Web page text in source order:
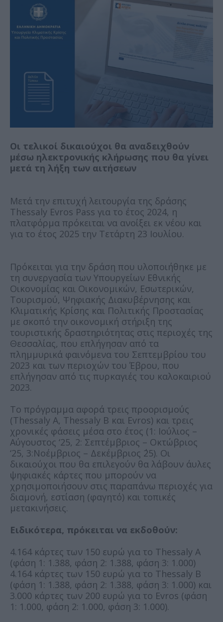
Οι τελικοί δικαιούχοι θα αναδειχθούν
μέσω ηλεκτρονικής κλήρωσης που θα γίνει
μετά τη λήξη των αιτήσεων
Μετά την επιτυχή λειτουργία της δράσης
Thessaly Evros Pass για το έτος 2024, η
πλατφόρμα πρόκειται να ανοίξει εκ νέου και
για το έτος 2025 την Τετάρτη 23 Ιουλίου.
Πρόκειται για την δράση που υλοποιήθηκε με
τη συνεργασία των Υπουργείων Εθνικής
Οικονομίας και Οικονομικών, Εσωτερικών,
Τουρισμού, Ψηφιακής Διακυβέρνησης και
Κλιματικής Κρίσης και Πολιτικής Προστασίας
με σκοπό την οικονομική στήριξη της
τουριστικής δραστηριότητας στις περιοχές της
Θεσσαλίας, που επλήγησαν από τα
πλημμυρικά φαινόμενα του Σεπτεμβρίου του
2023 και των περιοχών του Έβρου, που
επλήγησαν από τις πυρκαγιές του καλοκαιριού
2023.
Το πρόγραμμα αφορά τρεις προορισμούς
(Thessaly A, Thessaly B και Evros) και τρεις
χρονικές φάσεις μέσα στο έτος (1: Ιούλιος –
Αύγουστος ‘25, 2: Σεπτέμβριος – Οκτώβριος
‘25, 3:Νοέμβριος – Δεκέμβριος ΄25). Οι
δικαιούχοι που θα επιλεγούν θα λάβουν άυλες
ψηφιακές κάρτες που μπορούν να
χρησιμοποιήσουν στις παραπάνω περιοχές για
διαμονή, εστίαση (φαγητό) και τοπικές
μετακινήσεις.
Ειδικότερα, πρόκειται να εκδοθούν:
4.164 κάρτες των 150 ευρώ για το Thessaly A
(φάση 1: 1.388, φάση 2: 1.388, φάση 3: 1.000)
4.164 κάρτες των 150 ευρώ για το Thessaly B
(φάση 1: 1.388, φάση 2: 1.388, φάση 3: 1.000) και
3.000 κάρτες των 200 ευρώ για το Evros (φάση
1: 1.000, φάση 2: 1.000, φάση 3: 1.000).